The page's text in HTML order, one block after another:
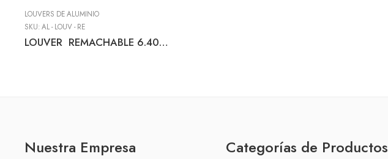
LOUVERS DE ALUMINIO
SKU:AL - LOUV - RE
LOUVER REMACHABLE 6.40 M (TIPO: Z) NATURAL
Nuestra Empresa Categorías de Productos